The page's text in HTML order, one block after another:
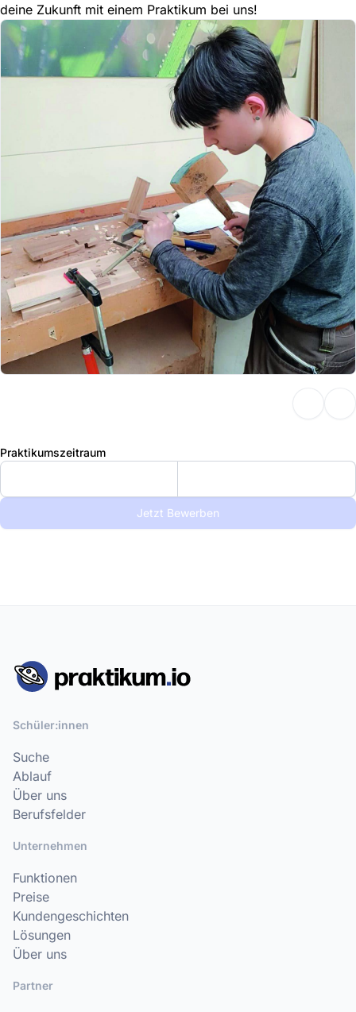
deine Zukunft mit einem Praktikum bei uns!
Praktikumszeitraum
Jetzt Bewerben
Schüler:innen
Suche
Ablauf
Über uns
Berufsfelder
Unternehmen
Funktionen
Preise
Kundengeschichten
Lösungen
Über uns
Partner